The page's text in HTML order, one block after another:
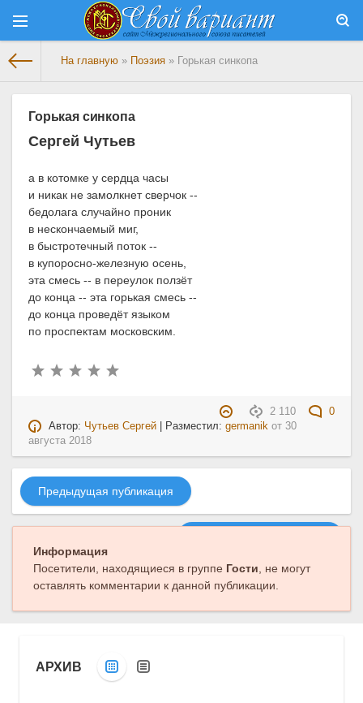
На главную » Поэзия » Горькая синкопа
Горькая синкопа
Сергей Чутьев
а в котомке у сердца часы
и никак не замолкнет сверчок --
бедолага случайно проник
в нескончаемый миг,
в быстротечный поток --
в купоросно-железную осень,
эта смесь -- в переулок ползёт
до конца -- эта горькая смесь --
до конца проведёт языком
по проспектам московским.
2 110
0
Автор: Чутьев Сергей | Разместил:germanik от 30
августа 2018
Предыдущая публикация
Информация
Посетители, находящиеся в группе Гости, не могут
оставлять комментарии к данной публикации.
АРХИВ